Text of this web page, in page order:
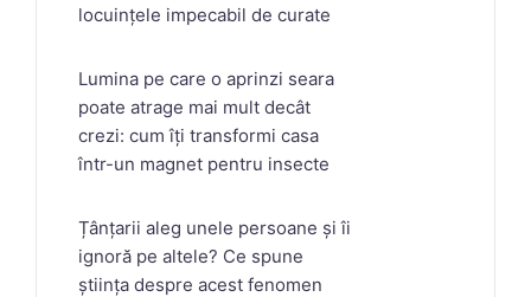
locuințele impecabil de curate
Lumina pe care o aprinzi seara
poate atrage mai mult decât
crezi: cum îți transformi casa
într-un magnet pentru insecte
Țânțarii aleg unele persoane și îi
ignoră pe altele? Ce spune
știința despre acest fenomen